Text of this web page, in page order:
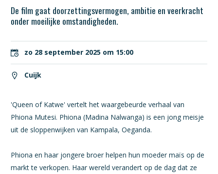
De film gaat doorzettingsvermogen, ambitie en veerkracht
onder moeilijke omstandigheden.
zo 28 september 2025 om 15:00
Cuijk
'Queen of Katwe' vertelt het waargebeurde verhaal van
Phiona Mutesi. Phiona (Madina Nalwanga) is een jong meisje
uit de sloppenwijken van Kampala, Oeganda.
Phiona en haar jongere broer helpen hun moeder maïs op de
markt te verkopen. Haar wereld verandert op de dag dat ze